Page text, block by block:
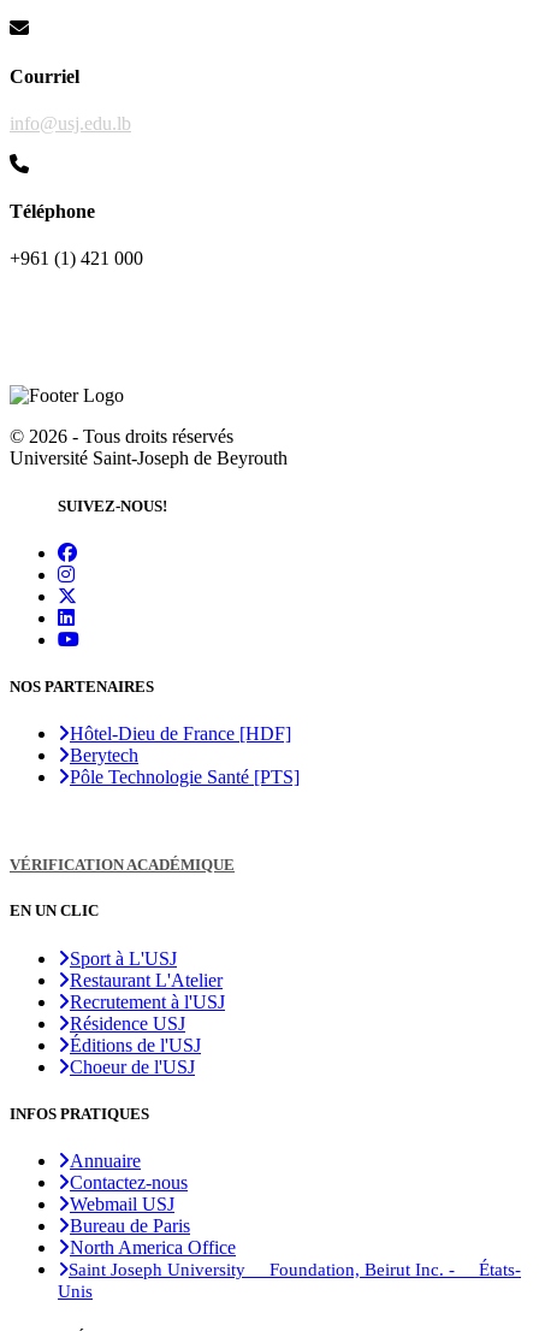
Courriel
info@usj.edu.lb
Téléphone
+961 (1) 421 000
© 2026 - Tous droits réservés
Université Saint-Joseph de Beyrouth
SUIVEZ-NOUS!
NOS PARTENAIRES
Hôtel-Dieu de France [HDF]
Berytech
Pôle Technologie Santé [PTS]
VÉRIFICATION ACADÉMIQUE
EN UN CLIC
Sport à L'USJ
Restaurant L'Atelier
Recrutement à l'USJ
Résidence USJ
Éditions de l'USJ
Choeur de l'USJ
INFOS PRATIQUES
Annuaire
Contactez-nous
Webmail USJ
Bureau de Paris
North America Office
Saint Joseph University Foundation, Beirut Inc. - États-
Unis